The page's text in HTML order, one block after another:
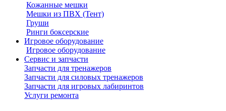
Кожанные мешки
Мешки из ПВХ (Тент)
Груши
Ринги боксерские
Игровое оборудование
Игровое оборудование
Сервис и запчасти
Запчасти для тренажеров
Запчасти для силовых тренажеров
Запчасти для игровых лабиринтов
Услуги ремонта